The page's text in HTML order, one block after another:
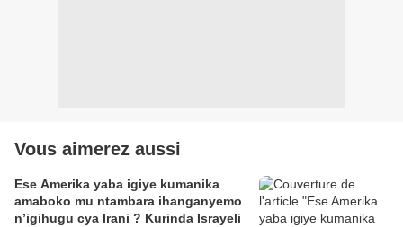
Vous aimerez aussi
Ese Amerika yaba igiye kumanika
amaboko mu ntambara ihanganyemo
n’igihugu cya Irani ? Kurinda Israyeli